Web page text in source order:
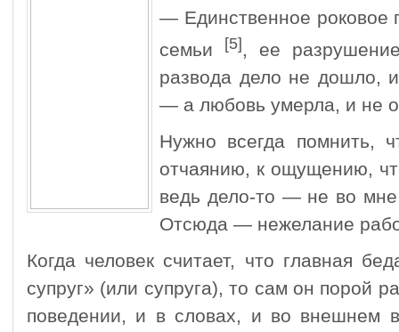
— Единственное роковое
семьи
[5] , ее
развода дело не дошло,
— а любовь умерла, и не
Нужно всегда помнить,
отчаянию, к ощущению,
ведь дело-то — не во
Отсюда — нежелание
Когда человек считает, что главная
супруг» (или супруга), то сам он порой
поведении, и в словах, и во внешнем